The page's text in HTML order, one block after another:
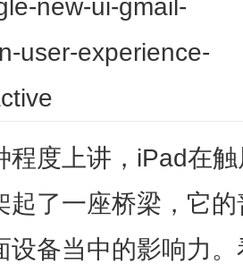
程度上讲，iPad在
起了一座桥梁，它
设备当中的影响力